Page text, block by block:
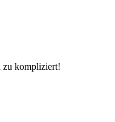
zu kompliziert!